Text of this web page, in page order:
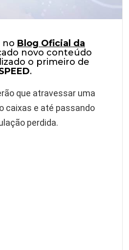
no Blog Oficial da
novo conteúdo
o primeiro de
.
que atravessar uma
caixas e até passando
perdida.